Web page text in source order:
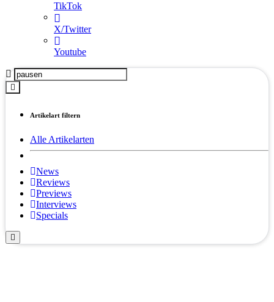
TikTok
X/Twitter
Youtube
Artikelart filtern
Alle Artikelarten
News
Reviews
Previews
Interviews
Specials